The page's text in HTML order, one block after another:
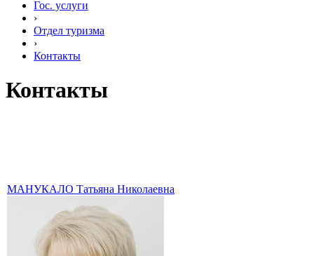
Гос. услуги
›
Отдел туризма
›
Контакты
Контакты
МАНУКАЛО Татьяна Николаевна